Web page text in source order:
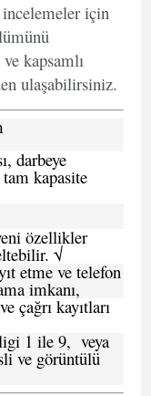
incelemeler için
kapsamlı
ulaşabilirsiniz.
darbeye
tam kapasite
özellikler
√
etme ve telefon
imkanı,
çağrı kayıtları
1 ile 9, veya
ve görüntülü